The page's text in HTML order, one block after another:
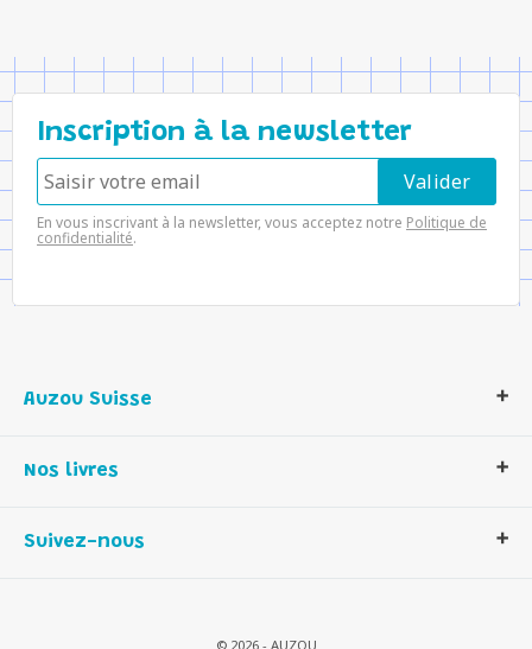
Inscription à la newsletter
En vous inscrivant à la newsletter, vous acceptez notre Politique de
confidentialité.
Auzou Suisse
Notre histoire
Contactez-nous
Nos livres
Livres enfants
Suivez-nous
© 2026 - AUZOU